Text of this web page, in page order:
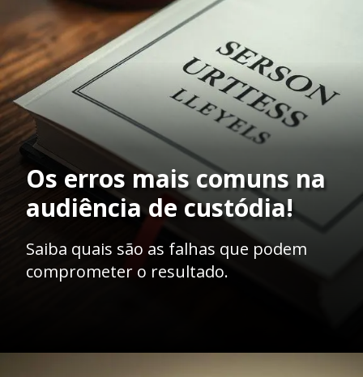
Os erros mais comuns na
audiência de custódia!
Saiba quais são as falhas que podem
comprometer o resultado.